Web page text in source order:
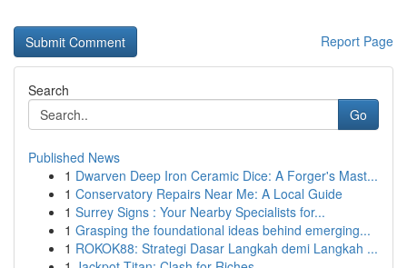
Report Page
Search
Go
Published News
1 Dwarven Deep Iron Ceramic Dice: A Forger's Mast...
1 Conservatory Repairs Near Me: A Local Guide
1 Surrey Signs : Your Nearby Specialists for...
1 Grasping the foundational ideas behind emerging...
1 ROKOK88: Strategi Dasar Langkah demi Langkah ...